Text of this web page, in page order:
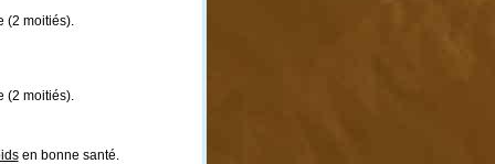
(2 moitiés).
(2 moitiés).
en bonne santé.